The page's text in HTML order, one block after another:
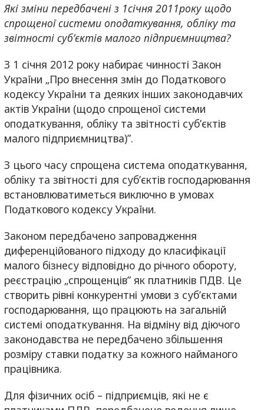
Які зміни передбачені з 1січня 2011року щодо
спрощеної системи оподаткування, обліку та
звітності суб’єктів малого підприємництва?
З 1 січня 2012 року набирає чинності Закон
України „Про внесення змін до Податкового
кодексу України та деяких інших законодавчих
актів України (щодо спрощеної системи
оподаткування, обліку та звітності суб’єктів
малого підприємництва)”.
З цього часу спрощена система оподаткування,
обліку та звітності для суб’єктів господарювання
встановлюватиметься виключно в умовах
Податкового кодексу України.
Законом передбачено запровадження
диференційованого підходу до класифікації
малого бізнесу відповідно до річного обороту,
реєстрацію „спрощенців” як платників ПДВ. Це
створить рівні конкурентні умови з суб’єктами
господарювання, що працюють на загальній
системі оподаткування. На відміну від діючого
законодавства не передбачено збільшення
розміру ставки податку за кожного найманого
працівника.
Для фізичних осіб – підприємців, які не є